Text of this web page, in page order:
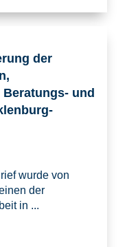
der
und
wurde von
der
in ...